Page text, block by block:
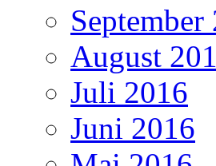
September
August
Juli 2016
Juni 2016